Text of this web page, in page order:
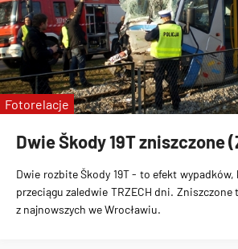
Dwie Škody 19T zniszczone
Dwie rozbite Škody 19T- to efekt wypadków,
przeciąguzaledwie TRZECH dni. Zniszczone
z najnowszych we Wrocławiu.
Fotorelacje